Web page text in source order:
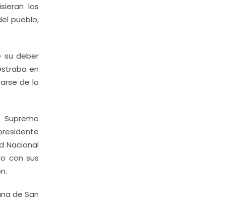
los
pueblo,
su deber
en
de la
Nacional
con sus
de San